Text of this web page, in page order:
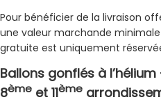
Pour bénéficier de la livraison
une valeur marchande
gratuite est uniquement
Ballons gonflés à
8ème et 11ème